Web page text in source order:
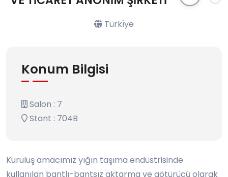
Türkı̇ye
Konum Bilgisi
Salon : 7
Stant : 704B
Kuruluş amacımız yığın taşıma endüstrisinde
kullanılan bantlı-bantsız aktarma ve götürücü olarak